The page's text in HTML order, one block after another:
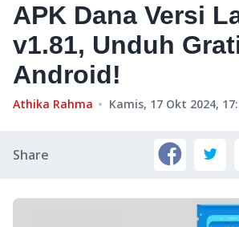
APK Dana Versi
v1.81, Unduh
Android!
Athika Rahma Kamis, 17 Okt 2024,
Share